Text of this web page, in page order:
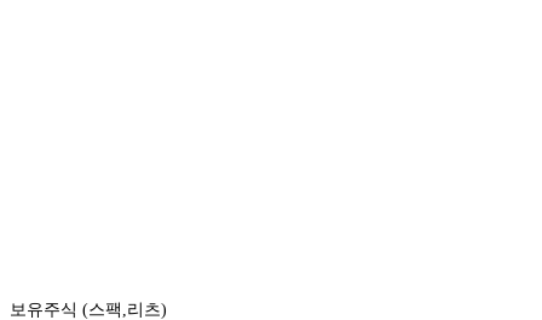
보유주식 (스팩,리츠)